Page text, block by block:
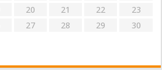
20 21 22
23
27 28 29
30